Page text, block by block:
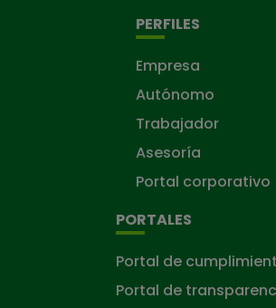
PERFILES
Empresa
Autónomo
Trabajador
Asesoría
Portal corporativo
PORTALES
Portal de
Portal de